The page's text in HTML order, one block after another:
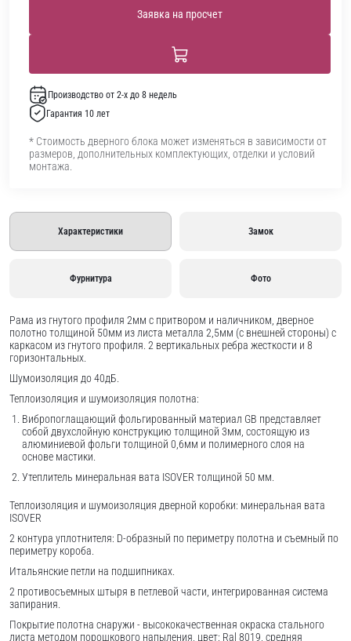
Заявка на просчет
Производство от 2-х до 8 недель
Гарантия 10 лет
* Стоимость дверного блока может изменяться в зависимости от
размеров, дополнительных комплектующих, отделки и условий
монтажа.
Характеристики Замок
Фурнитура Фото
Рама из гнутого профиля 2мм с притвором и наличником, дверное
полотно толщиной 50мм из листа металла 2,5мм (с внешней стороны) c
каркасом из гнутого профиля. 2 вертикальных ребра жесткости и 8
горизонтальных.
Шумоизоляция до 40дБ.
Теплоизоляция и шумоизоляция полотна:
Вибропоглащающий фольгированный материал GB представляет
собой двухслойную конструкцию толщиной 3мм, состоящую из
алюминиевой фольги толщиной 0,6мм и полимерного слоя на
основе мастики.
Утеплитель минеральная вата ISOVER толщиной 50 мм.
Теплоизоляция и шумоизоляция дверной коробки: минеральная вата
ISOVER
2 контура уплотнителя: D-образный по периметру полотна и съемный по
периметру короба.
Итальянские петли на подшипниках.
2 противосъемных штыря в петлевой части, интегрированная система
запирания.
Покрытие полотна снаружи - высококачественная окраска стального
листа методом порошкового напыления, цвет: Ral 8019, средняя